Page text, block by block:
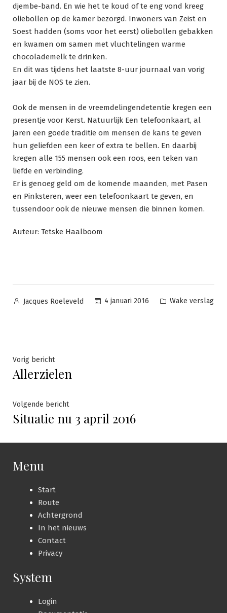
djembe-band. En wie het te koud of te eng vond kreeg
oliebollen op de kamer bezorgd. Inwoners van Zeist en
Soest hadden (soms voor het eerst) oliebollen gebakken
en kwamen om samen met vluchtelingen warme
chocolademelk te drinken.
En dit was tijdens het laatste 8-uur journaal van vorig
jaar bij de NOS te zien.
Ook de mensen in de vreemdelingendetentie kregen een
presentje voor Kerst. Natuurlijk Een telefoonkaart, al
jaren een goede traditie om mensen de kans te geven
hun geliefden een keer of extra te bellen. En daarbij
kregen alle 155 mensen ook een roos, een teken van
liefde en verbinding.
Er is genoeg geld om de komende maanden, met Pasen
en Pinksteren, weer een telefoonkaart te geven, en
tussendoor ook de nieuwe mensen die binnen komen.
Auteur: Tetske Haalboom
Geplaatst
Jacques Roeleveld 4 januari 2016
Geplaatst
Wake verslag
Bericht
navigatie
Vorig berichtVorig
bericht:
Allerzielen
Volgende berichtVolgende
bericht:
Situatie nu 3 april 2016
Menu
Start
Route
Achtergrond
In het nieuws
Contact
Privacy
System
Login